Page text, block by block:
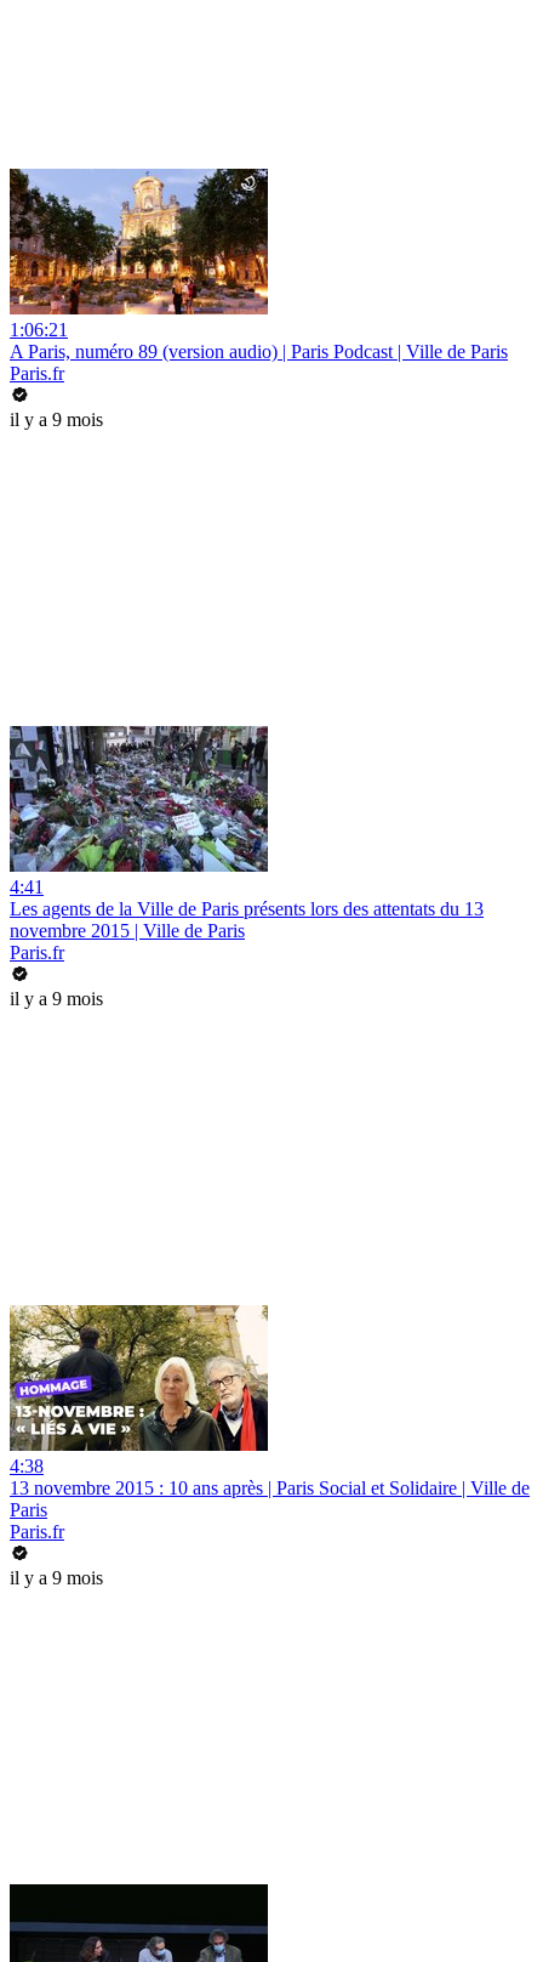
1:06:21
A Paris, numéro 89 (version audio) | Paris Podcast | Ville de Paris
Paris.fr
il y a 9 mois
4:41
Les agents de la Ville de Paris présents lors des attentats du 13
novembre 2015 | Ville de Paris
Paris.fr
il y a 9 mois
4:38
13 novembre 2015 : 10 ans après | Paris Social et Solidaire | Ville de
Paris
Paris.fr
il y a 9 mois